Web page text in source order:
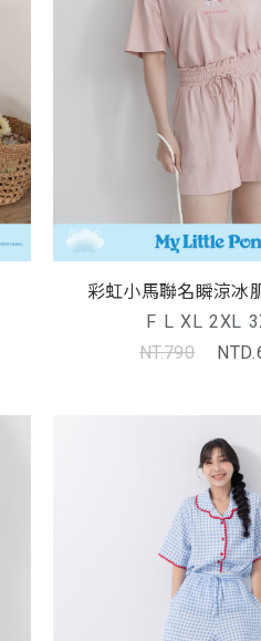
彩虹小馬聯名瞬涼冰
F L XL 2XL
NT.790